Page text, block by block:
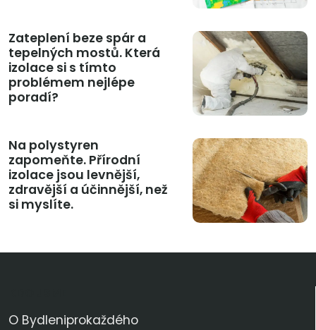
Zateplení beze spár a
tepelných mostů. Která
izolace si s tímto
problémem nejlépe
poradí?
Na polystyren
zapomeňte. Přírodní
izolace jsou levnější,
zdravější a účinnější, než
si myslíte.
O Bydleniprokaždého